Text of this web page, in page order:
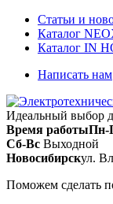
Статьи и
Каталог
Каталог IN
Написать нам
Идеальный выбор
Время работыПн-
Сб-Вс Выходной
Новосибирскул.
Поможем сделать